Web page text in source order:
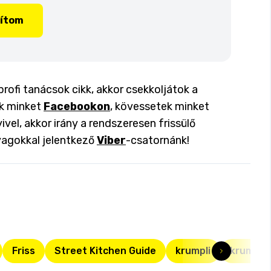
tanácsok cikk, akkor csekkoljátok a
minket Facebookon, kövessetek minket
akkor irány a rendszeresen frissülő
jelentkezőViber-csatornánk!
Friss Street Kitchen Guide krumpli